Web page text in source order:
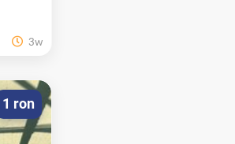
3w
1 ron